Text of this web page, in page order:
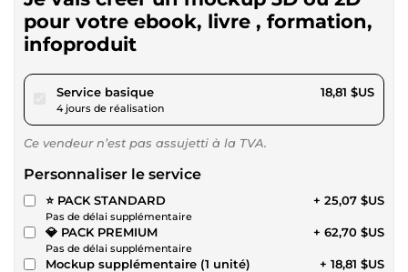
pour votre ebook, livre , formation,
infoproduit
Service basiquepour 17,34 $US
4 jours de réalisation
18,81 $US
Ce vendeur n’est pas assujetti à la TVA.
Personnaliser le service
⭐ PACK STANDARD
Pas de délai supplémentaire
+ 25,07 $US
💎 PACK PREMIUM
Pas de délai supplémentaire
+ 62,70 $US
Mockup supplémentaire (1 unité) + 18,81 $US